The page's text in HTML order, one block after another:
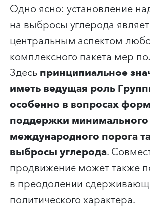
Одно ясно: установление
на выбросы углерода
центральным аспектом
комплексного пакета мер
Здесьпринципиальное
иметь ведущая роль
особенно в вопросах
поддержки минимального
международного порога
выбросы углерода.
продвижение может также
в преодолении
политического характера.